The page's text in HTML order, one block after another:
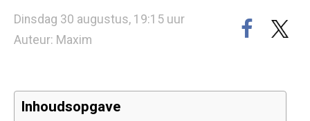
Dinsdag 30 augustus, 19:15 uur
Auteur: Maxim
Inhoudsopgave